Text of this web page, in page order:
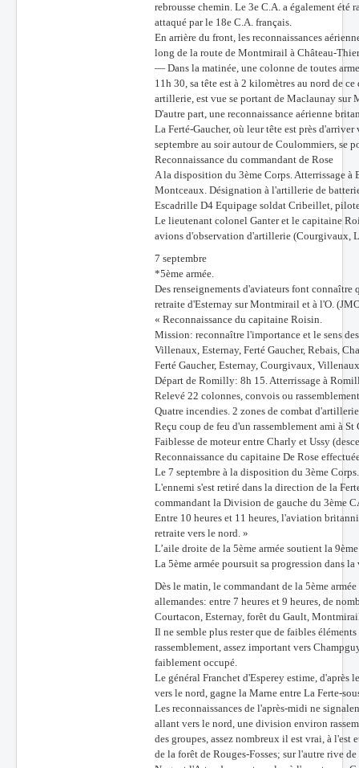
rebrousse chemin. Le 3e C.A. a également été
attaqué par le 18e C.A. français.
En arrière du front, les reconnaissances
long de la route de Montmirail à Château-
— Dans la matinée, une colonne de toutes
11h 30, sa tête est à 2 kilomètres au nord de
artillerie, est vue se portant de Maclaunay sur
D'autre part, une reconnaissance aérienne
La Ferté-Gaucher, où leur tête est près
septembre au soir autour de Coulommiers, se
Reconnaissance du commandant de Rose
A la disposition du 3ème Corps. Atterrissage
Montceaux. Désignation à l'artillerie de
Escadrille D4 Equipage soldat Cribeillet,
Le lieutenant colonel Ganter et le capitaine
avions d'observation d'artillerie (Courgivaux,
7 septembre
*5ème armée.
Des renseignements d'aviateurs font connaître
retraite d'Esternay sur Montmirail et à l'O.
« Reconnaissance du capitaine Roisin.
Mission: reconnaître l'importance et le sens
Villenaux, Esternay, Ferté Gaucher, Rebais,
Ferté Gaucher, Esternay, Courgivaux,
Départ de Romilly: 8h 15. Atterrissage à
Relevé 22 colonnes, convois ou
Quatre incendies. 2 zones de combat
Reçu coup de feu d'un rassemblement ami à St
Faiblesse de moteur entre Charly et Ussy
Reconnaissance du capitaine De Rose
Le 7 septembre à la disposition du 3ème
L'ennemi s'est retiré dans la direction de la
commandant la Division de gauche du 3ème
Entre 10 heures et 11 heures, l'aviation
retraite vers le nord. »
L’aile droite de la 5ème armée soutient la
La 5ème armée poursuit sa progression dans
Dès le matin, le commandant de la 5ème
allemandes: entre 7 heures et 9 heures, de
Courtacon, Esternay, forêt du Gault,
Il ne semble plus rester que de faibles
rassemblement, assez important vers
faiblement occupé.
Le général Franchet d'Esperey estime, d'après
vers le nord, gagne la Marne entre La Ferte-
Les reconnaissances de l'après-midi ne
allant vers le nord, une division environ
des groupes, assez nombreux il est vrai, à l'est
de la forêt de Rouges-Fosses; sur l'autre rive